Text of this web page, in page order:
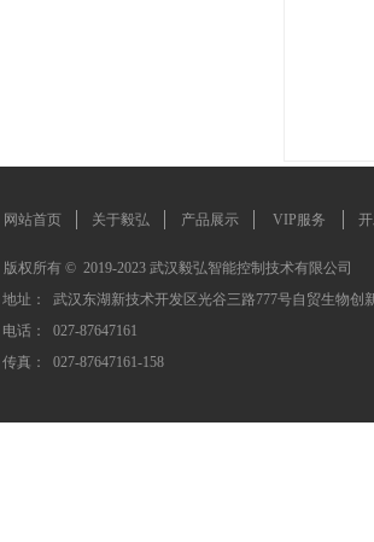
版权所有 ©  2019-2023 武汉毅弘智能控制技术有限公司
地址：
武汉东湖新技术开发区光谷三路777号自贸生物创
电话：
027-87647161
传真：
027-87647161-158
网站首页 关于毅弘 产品展示 VIP服务